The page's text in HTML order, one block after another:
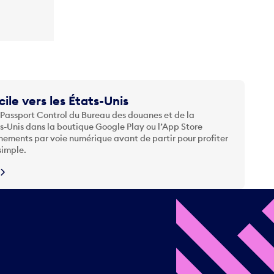
vers les États-Unis
Control du Bureau des douanes et de la
dans la boutique Google Play ou l’App Store
par voie numérique avant de partir pour profiter